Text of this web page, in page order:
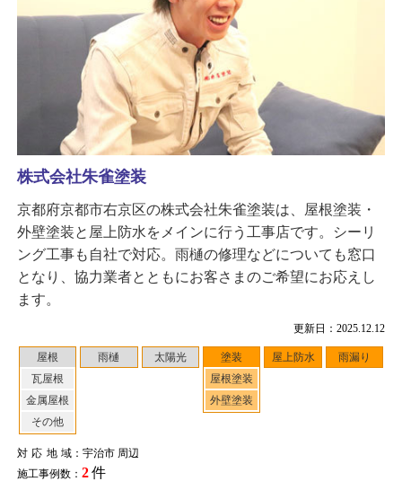
更新日：2025.12.12
屋根
瓦屋根
金属屋根
その他
雨樋 太陽光
塗装
屋根塗装
外壁塗装
屋上防水 雨漏り
対応地域：宇治市 周辺
施工事例数： 2件
株式会社朱雀塗装
京都府京都市右京区の株式会社朱雀塗装は、屋根塗装・
外壁塗装と屋上防水をメインに行う工事店です。シーリ
ング工事も自社で対応。雨樋の修理などについても窓口
となり、協力業者とともにお客さまのご希望にお応えし
ます。